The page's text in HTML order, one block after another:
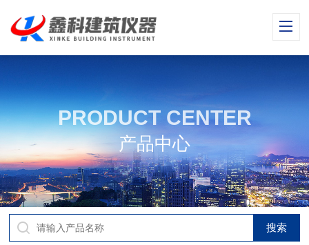
PRODUCT CENTER
产品中心